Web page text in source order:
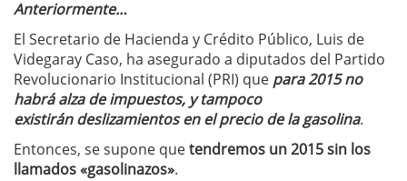
Anteriormente…
El Secretario de Hacienda y Crédito Público, Luis de
Videgaray Caso, ha asegurado a diputados del Partido
Revolucionario Institucional (PRI) que para 2015 no
habrá alza de impuestos, y tampoco
existirán deslizamientos en el precio de la gasolina.
Entonces, se supone quetendremos un 2015 sin los
llamados «gasolinazos».